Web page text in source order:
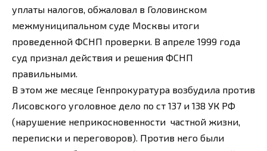
уплаты налогов, обжаловал в Головинском
межмуниципальном суде Москвы итоги
проведенной ФСНП проверки. В апреле 1999 года
суд признал действия и решения ФСНП
правильными.
В этом же месяце Генпрокуратура возбудила против
Лисовского уголовное дело по ст 137 и 138 УК РФ
(нарушение неприкосновенности частной жизни,
переписки и переговоров). Против него были